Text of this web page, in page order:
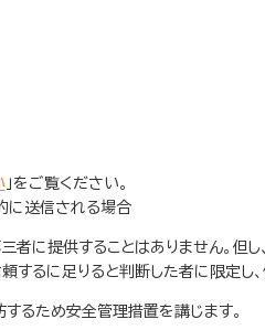
」をご覧ください。
に送信される場合
に提供することはありません。但
するに足りると判断した者に限定し
るため安全管理措置を講じます。